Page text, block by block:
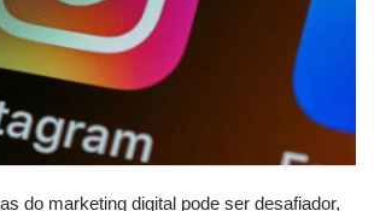
do marketing digital pode ser desafiador,